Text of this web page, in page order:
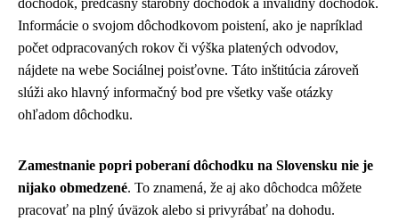
dôchodok, predčasný starobný dôchodok a invalidný dôchodok.
Informácie o svojom dôchodkovom poistení, ako je napríklad
počet odpracovaných rokov či výška platených odvodov,
nájdete na webe Sociálnej poisťovne. Táto inštitúcia zároveň
slúži ako hlavný informačný bod pre všetky vaše otázky
ohľadom dôchodku.
Zamestnanie popri poberaní dôchodku na Slovensku nie je
nijako obmedzené. To znamená, že aj ako dôchodca môžete
pracovať na plný úväzok alebo si privyrábať na dohodu.